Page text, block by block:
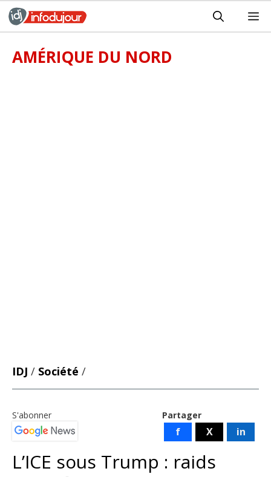
Aller
au
AMÉRIQUE DU NORD
IDJ / Société /
Partager
f X in
S'abonner
L’ICE sous Trump : raids